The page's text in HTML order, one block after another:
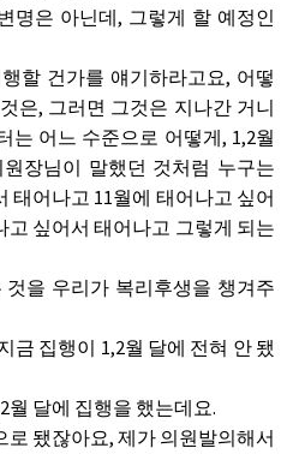
명은 아닌데, 그렇게 할 예정인
할 건가를 얘기하라고요, 어떻
은, 그러면 그것은 지나간 거니
는 어느 수준으로 어떻게, 1,2월
장님이 말했던 것처럼 누구는
태어나고 11월에 태어나고 싶어
고 싶어서 태어나고 그렇게 되는
을 우리가 복리후생을 챙겨주
금 집행이 1,2월 달에 전혀 안 됐
월 달에 집행을 했는데요.
로 됐잖아요, 제가 의원발의해서